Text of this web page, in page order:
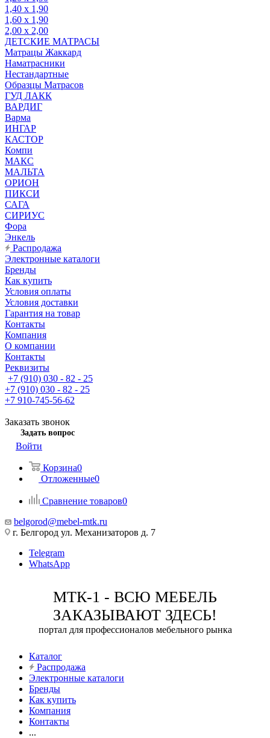
1,40 х 1,90
1,60 х 1,90
2,00 х 2,00
ДЕТСКИЕ МАТРАСЫ
Матрацы Жаккард
Наматрасники
Нестандартные
Образцы Матрасов
ГУД ЛАКК
ВАРДИГ
Варма
ИНГАР
КАСТОР
Компи
МАКС
МАЛЬТА
ОРИОН
ПИКСИ
САГА
СИРИУС
Фора
Энкель
Распродажа
Электронные каталоги
Бренды
Как купить
Условия оплаты
Условия доставки
Гарантия на товар
Контакты
Компания
О компании
Контакты
Реквизиты
+7 (910) 030 - 82 - 25
+7 (910) 030 - 82 - 25
+7 910-745-56-62
Заказать звонок
Задать вопрос
Войти
Корзина0
Отложенные0
Сравнение товаров0
belgorod@mebel-mtk.ru
г. Белгород ул. Механизаторов д. 7
Telegram
WhatsApp
МТК-1 - ВСЮ МЕБЕЛЬ
ЗАКАЗЫВАЮТ ЗДЕСЬ!
портал для профессионалов мебельного рынка
Каталог
Распродажа
Электронные каталоги
Бренды
Как купить
Компания
Контакты
...